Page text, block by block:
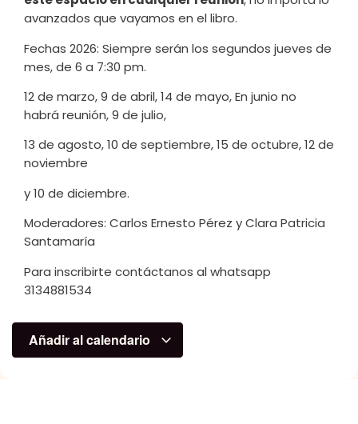
avanzados que vayamos en el libro.
Fechas 2026: Siempre serán los segundos jueves de
mes, de 6 a 7:30 pm.
12 de marzo, 9 de abril, 14 de mayo, En junio no
habrá reunión, 9 de julio,
13 de agosto, 10 de septiembre, 15 de octubre, 12 de
noviembre
y 10 de diciembre.
Moderadores: Carlos Ernesto Pérez y Clara Patricia
Santamaría
Para inscribirte contáctanos al whatsapp
3134881534
Añadir al calendario